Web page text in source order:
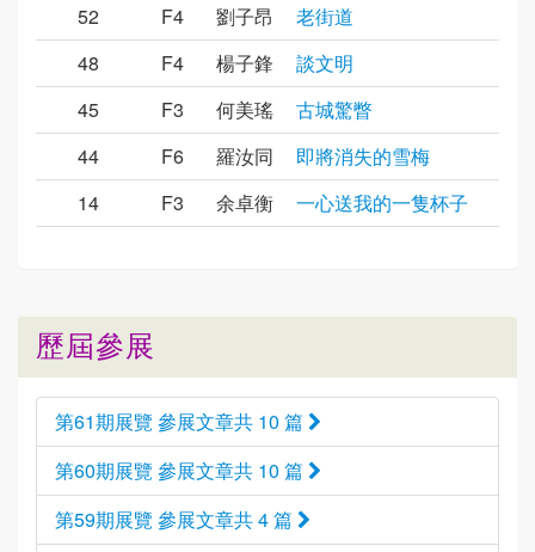
52
F4 劉子昂
老街道
48
F4 楊子鋒
談文明
45
F3 何美瑤
古城驚瞥
44
F6 羅汝同
即將消失的雪梅
14
F3 余卓衡 一心送我的一隻杯子
歷屆參展
第61期展覽 參展文章共 10 篇
第60期展覽 參展文章共 10 篇
第59期展覽 參展文章共 4 篇